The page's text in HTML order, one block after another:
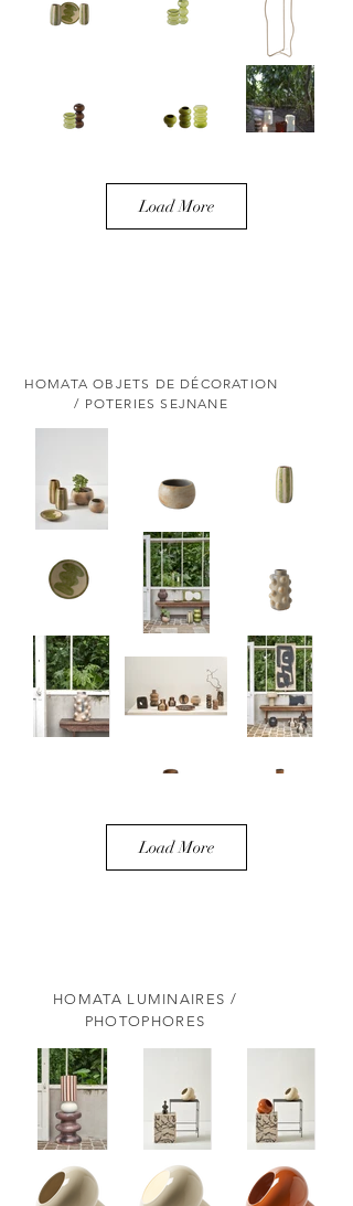
Load More
HOMATA OBJETS DE DÉCORATION
/ POTERIES SEJNANE
Load More
HOMATA LUMINAIRES /
PHOTOPHORES